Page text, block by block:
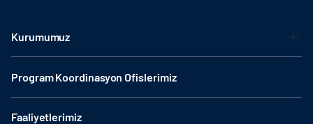
Kurumumuz
Program Koordinasyon Ofislerimiz
Faaliyetlerimiz